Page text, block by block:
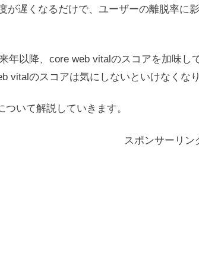
が遅くなるだけで、ユーザーの離脱率に
年以降、core web vitalのスコアを加味
vitalのスコアは気にしないといけなくなり
ついて解説していきます。
スポンサーリン